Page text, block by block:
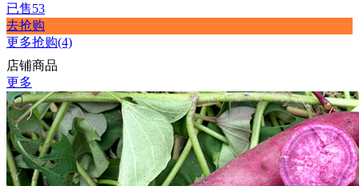
已售53
去抢购
更多抢购(4)
店铺商品
更多